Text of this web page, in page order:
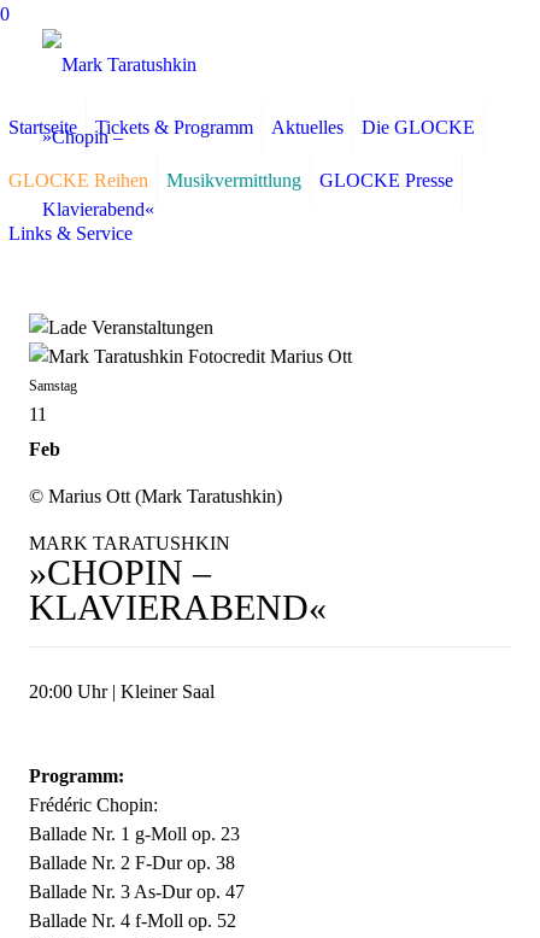
0
Startseite Tickets & Programm Aktuelles Die GLOCKE
GLOCKE Reihen Musikvermittlung GLOCKE Presse
Links & Service
Samstag
11
Feb
© Marius Ott (Mark Taratushkin)
MARK TARATUSHKIN
»CHOPIN –
KLAVIERABEND«
20:00 Uhr | Kleiner Saal
Programm:
Frédéric Chopin:
Ballade Nr. 1 g-Moll op. 23
Ballade Nr. 2 F-Dur op. 38
Ballade Nr. 3 As-Dur op. 47
Ballade Nr. 4 f-Moll op. 52